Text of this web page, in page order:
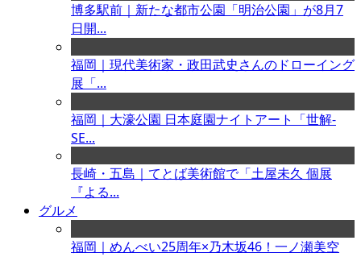
博多駅前｜新たな都市公園「明治公園」が8月7
日開...
福岡｜現代美術家・政田武史さんのドローイング
展「...
福岡｜大濠公園 日本庭園ナイトアート「世解-
SE...
長崎・五島｜てとば美術館で「土屋未久 個展
『よる...
グルメ
福岡｜めんべい25周年×乃木坂46！一ノ瀬美空